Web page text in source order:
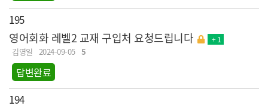
195
영어회화 레벨2 교재 구입처 요청드립니다 + 1
김영일 2024-09-05 5
답변완료
194